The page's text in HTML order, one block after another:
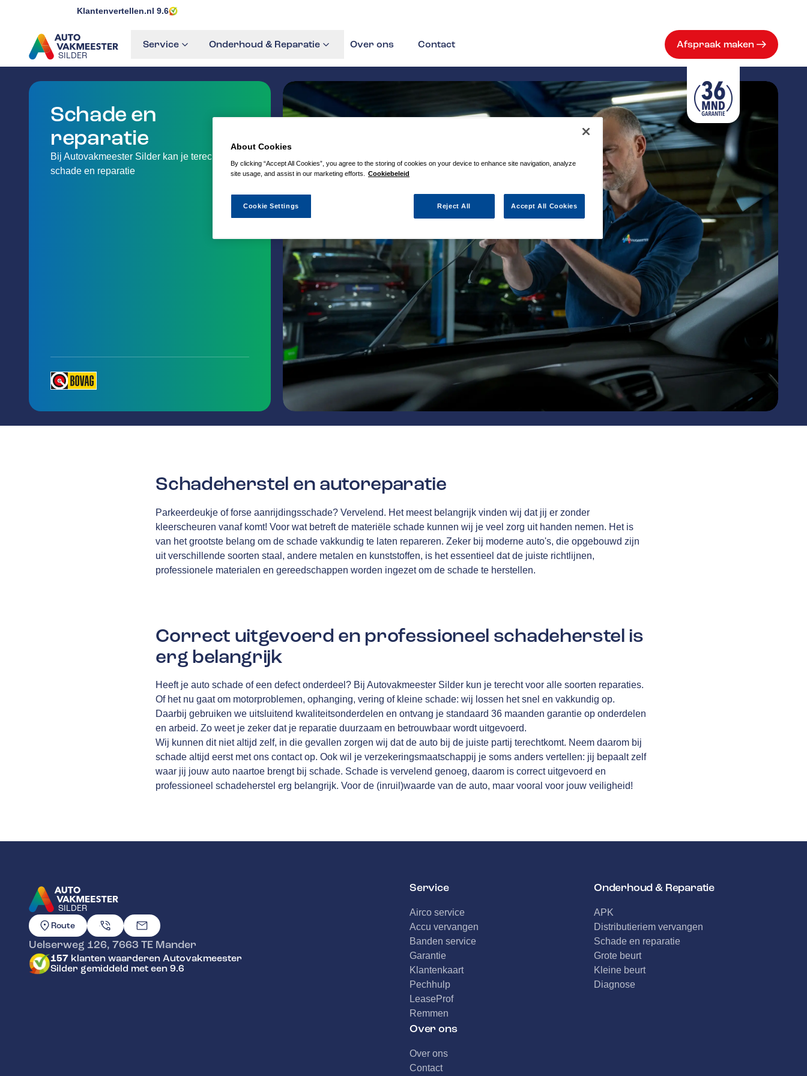
About Cookies
By clicking “Accept All Cookies”, you agree to the storing of cookies on your device to enhance site navigation, analyze
site usage, and assist in our marketing efforts.
Cookiebeleid
Reject All Accept All Cookies
Cookie Settings
Klantenvertellen.nl 9.6
SILDER
GA NAAR DE HOMEPAGINA
Service Onderhoud & Reparatie Over ons Contact Afspraak maken
Schade en
reparatie
Bij Autovakmeester Silder kan je terecht voor
schade en reparatie
Schadeherstel en autoreparatie
Parkeerdeukje of forse aanrijdingsschade? Vervelend. Het meest belangrijk vinden wij dat jij er zonder
kleerscheuren vanaf komt! Voor wat betreft de materiële schade kunnen wij je veel zorg uit handen nemen. Het is
van het grootste belang om de schade vakkundig te laten repareren. Zeker bij moderne auto's, die opgebouwd zijn
uit verschillende soorten staal, andere metalen en kunststoffen, is het essentieel dat de juiste richtlijnen,
professionele materialen en gereedschappen worden ingezet om de schade te herstellen.
Correct uitgevoerd en professioneel schadeherstel is
erg belangrijk
Heeft je auto schade of een defect onderdeel? Bij Autovakmeester Silder kun je terecht voor alle soorten reparaties.
Of het nu gaat om motorproblemen, ophanging, vering of kleine schade: wij lossen het snel en vakkundig op.
Daarbij gebruiken we uitsluitend kwaliteitsonderdelen en ontvang je standaard 36 maanden garantie op onderdelen
en arbeid. Zo weet je zeker dat je reparatie duurzaam en betrouwbaar wordt uitgevoerd.
Wij kunnen dit niet altijd zelf, in die gevallen zorgen wij dat de auto bij de juiste partij terechtkomt. Neem daarom bij
schade altijd eerst met ons contact op. Ook wil je verzekeringsmaatschappij je soms anders vertellen: jij bepaalt zelf
waar jij jouw auto naartoe brengt bij schade. Schade is vervelend genoeg, daarom is correct uitgevoerd en
professioneel schadeherstel erg belangrijk. Voor de (inruil)waarde van de auto, maar vooral voor jouw veiligheid!
SILDER
GA NAAR DE HOMEPAGINA
Route
Uelserweg 126, 7663 TE Mander
157 klanten waarderen Autovakmeester
Silder gemiddeld met een 9.6
Service
Airco service
Accu vervangen
Banden service
Garantie
Klantenkaart
Pechhulp
LeaseProf
Remmen
Onderhoud & Reparatie
APK
Distributieriem vervangen
Schade en reparatie
Grote beurt
Kleine beurt
Diagnose
Over ons
Over ons
Contact